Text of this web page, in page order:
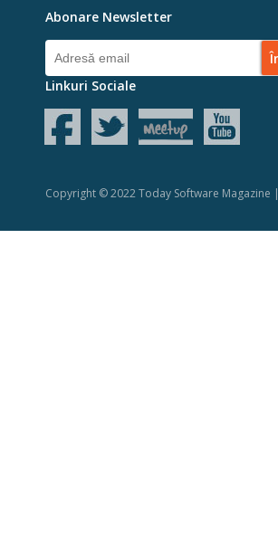
Abonare Newsletter
Linkuri Sociale
Copyright © 2022 Today Software Magazine |